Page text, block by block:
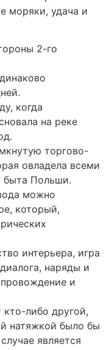
моряки, удача и
2-го
когда
на реке
торгово-
овладела всеми
быта Польши.
можно
который,
интерьера, игра
наряды и
и
либо другой,
натяжкой было бы
является